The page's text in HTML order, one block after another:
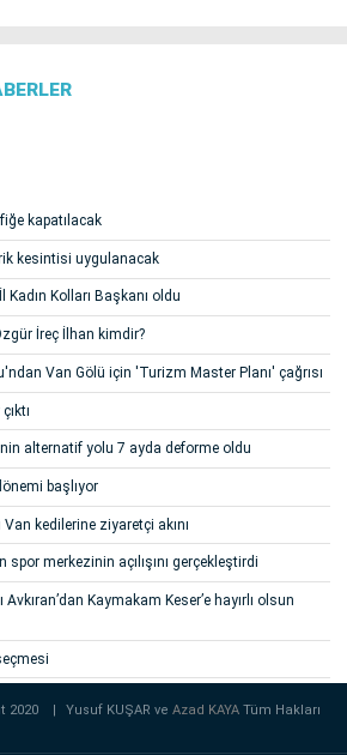
kapatılacak
kesintisi uygulanacak
Kolları Başkanı oldu
İreç İlhan kimdir?
Van Gölü için 'Turizm Master Planı' çağrısı
alternatif yolu 7 ayda deforme oldu
başlıyor
kedilerine ziyaretçi akını
spor merkezinin açılışını gerçekleştirdi
Kaymakam Keser’e hayırlı olsun
2020 Yusuf KUŞAR veAzad KAYATüm Hakları